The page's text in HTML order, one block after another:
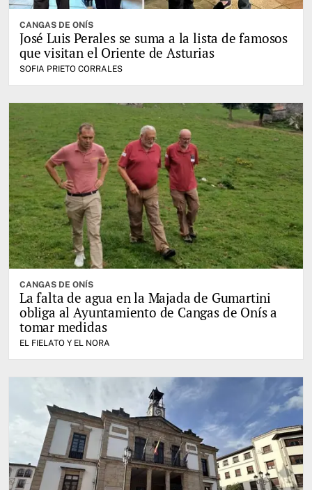
CANGAS DE ONÍS
José Luis Perales se suma a la lista de famosos
que visitan el Oriente de Asturias
SOFIA PRIETO CORRALES
CANGAS DE ONÍS
La falta de agua en la Majada de Gumartini
obliga al Ayuntamiento de Cangas de Onís a
tomar medidas
EL FIELATO Y EL NORA